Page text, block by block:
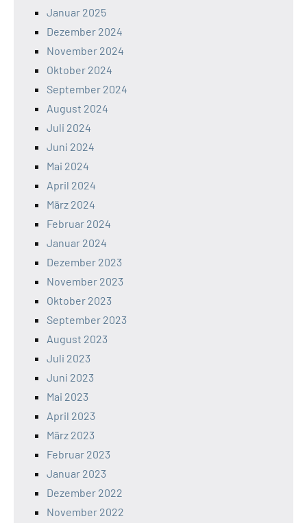
Januar 2025
Dezember 2024
November 2024
Oktober 2024
September 2024
August 2024
Juli 2024
Juni 2024
Mai 2024
April 2024
März 2024
Februar 2024
Januar 2024
Dezember 2023
November 2023
Oktober 2023
September 2023
August 2023
Juli 2023
Juni 2023
Mai 2023
April 2023
März 2023
Februar 2023
Januar 2023
Dezember 2022
November 2022